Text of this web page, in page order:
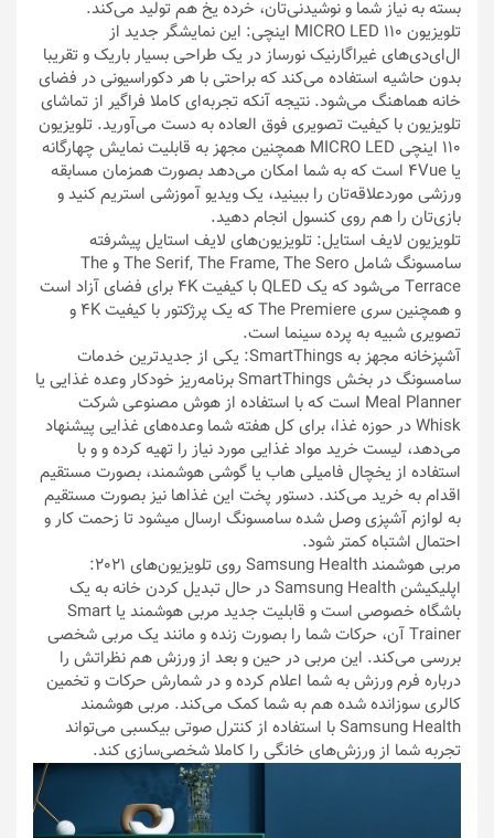
بسته به نیاز شما و نوشیدنی‌تان، خرده یخ هم تولید می‌کند.
تلویزیون MICRO LED 110 اینچی: این نمایشگر جدید از
ال‌ای‌دی‌های غیراگارنیک نورساز در یک طراحی بسیار باریک و تقریبا
بدون حاشیه استفاده می‌کند که براحتی با هر دکوراسیونی در فضای
خانه هماهنگ می‌شود. نتیجه آنکه تجربه‌ای کاملا فراگیر از تماشای
تلویزیون با کیفیت تصویری فوق العاده به دست می‌آورید. تلویزیون
110 اینچی MICRO LED همچنین مجهز به قابلیت نمایش چهارگانه
یا 4Vue است که به شما امکان می‌دهد بصورت همزمان مسابقه
ورزشی موردعلاقه‌تان را ببینید، یک ویدیو آموزشی استریم کنید و
بازی‌تان را هم روی کنسول انجام دهید.
تلویزیون لایف استایل: تلویزیون‌های لایف استایل پیشرفته
سامسونگ شامل The Serif, The Frame, The Sero و The
Terrace می‌شود که یک QLED با کیفیت 4K برای فضای آزاد است
و همچنین سری The Premiere که یک پرژکتور با کیفیت 4K و
تصویری شبیه به پرده سینما است.
آشپزخانه‌ مجهز به SmartThings: یکی از جدیدترین خدمات
سامسونگ در بخش SmartThings برنامه‌ریز خودکار وعده غذایی یا
Meal Planner است که با استفاده از هوش مصنوعی شرکت
Whisk در حوزه غذا، برای کل هفته شما وعده‌های غذایی پیشنهاد
می‌دهد، لیست خرید مواد غذایی مورد نیاز را تهیه کرده و و با
استفاده از یخچال فامیلی هاب یا گوشی هوشمند، بصورت مستقیم
اقدام به خرید می‌کند. دستور پخت این غذاها نیز بصورت مستقیم
به لوازم آشپزی وصل شده سامسونگ ارسال می‎شود تا زحمت کار و
احتمال اشتباه کمتر شود.
مربی هوشمند Samsung Health روی تلویزیون‌های 2021:
اپلیکیشن Samsung Health در حال تبدیل کردن خانه به یک
باشگاه خصوصی است و قابلیت جدید مربی هوشمند یا Smart
Trainer آن، حرکات شما را بصورت زنده و مانند یک مربی شخصی
بررسی می‌کند. این مربی در حین و بعد از ورزش هم نظراتش را
درباره فرم ورزش به شما اعلام کرده و در شمارش حرکات و تخمین
کالری سوزانده شده هم به شما کمک می‌کند. مربی هوشمند
Samsung Health با استفاده از کنترل صوتی بیکسبی می‌تواند
تجربه شما از ورزش‌های خانگی را کاملا شخصی‌سازی کند.